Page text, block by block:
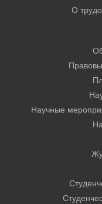
О
Научные